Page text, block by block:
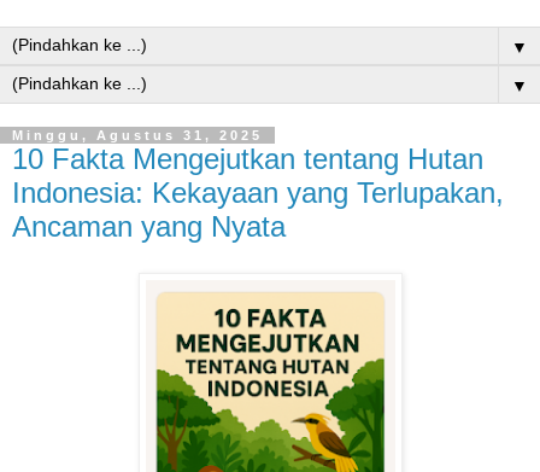
▼
▼
Minggu, Agustus 31, 2025
10 Fakta Mengejutkan tentang Hutan
Indonesia: Kekayaan yang Terlupakan,
Ancaman yang Nyata